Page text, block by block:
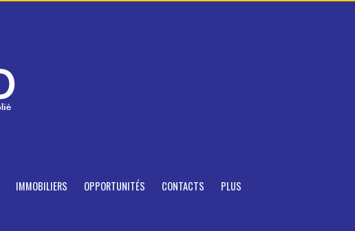
IMMOBILIERS OPPORTUNITÉS CONTACTS PLUS